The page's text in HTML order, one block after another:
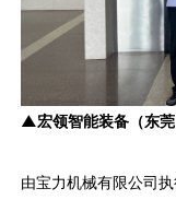
▲宏领智能装备（东
由宝力机械有限公司